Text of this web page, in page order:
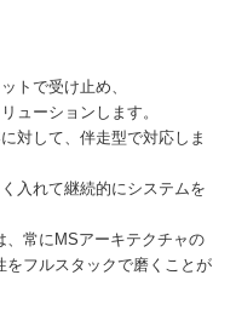
トで受け止め、
ューションします。
対して、伴走型で対応しま
入れて継続的にシステムを
、常にMSアーキテクチャの
フルスタックで磨くことが